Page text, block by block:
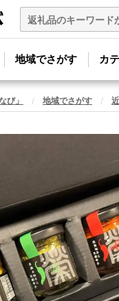
地域でさがす カ
び」 地域でさがす